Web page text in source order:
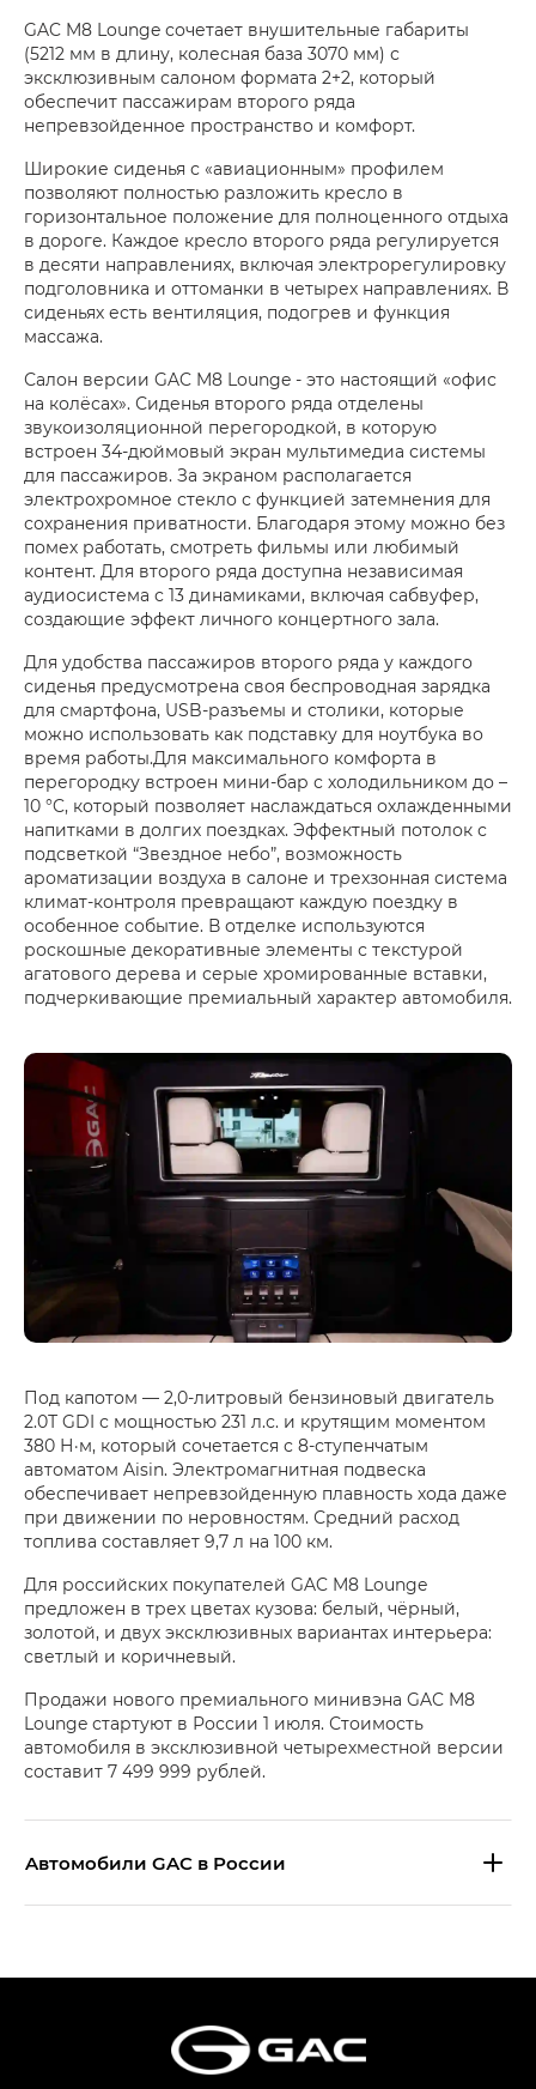
GAC M8 Lounge сочетает внушительные габариты
(5212 мм в длину, колесная база 3070 мм) с
эксклюзивным салоном формата 2+2, который
обеспечит пассажирам второго ряда
непревзойденное пространство и комфорт.
Широкие сиденья с «авиационным» профилем
позволяют полностью разложить кресло в
горизонтальное положение для полноценного отдыха
в дороге. Каждое кресло второго ряда регулируется
в десяти направлениях, включая электрорегулировку
подголовника и оттоманки в четырех направлениях. В
сиденьях есть вентиляция, подогрев и функция
массажа.
Салон версии GAC M8 Lounge - это настоящий «офис
на колёсах». Сиденья второго ряда отделены
звукоизоляционной перегородкой, в которую
встроен 34-дюймовый экран мультимедиа системы
для пассажиров. За экраном располагается
электрохромное стекло с функцией затемнения для
сохранения приватности. Благодаря этому можно без
помех работать, смотреть фильмы или любимый
контент. Для второго ряда доступна независимая
аудиосистема с 13 динамиками, включая сабвуфер,
создающие эффект личного концертного зала.
Для удобства пассажиров второго ряда у каждого
сиденья предусмотрена своя беспроводная зарядка
для смартфона, USB-разъемы и столики, которые
можно использовать как подставку для ноутбука во
время работы.Для максимального комфорта в
перегородку встроен мини-бар с холодильником до –
10 °C, который позволяет наслаждаться охлажденными
напитками в долгих поездках. Эффектный потолок с
подсветкой “Звездное небо”, возможность
ароматизации воздуха в салоне и трехзонная система
климат-контроля превращают каждую поездку в
особенное событие. В отделке используются
роскошные декоративные элементы с текстурой
агатового дерева и серые хромированные вставки,
подчеркивающие премиальный характер автомобиля.
Под капотом — 2,0-литровый бензиновый двигатель
2.0Т GDI с мощностью 231 л.с. и крутящим моментом
380 Н·м, который сочетается с 8-ступенчатым
автоматом Aisin. Электромагнитная подвеска
обеспечивает непревзойденную плавность хода даже
при движении по неровностям. Средний расход
топлива составляет 9,7 л на 100 км.
Для российских покупателей GAC M8 Lounge
предложен в трех цветах кузова: белый, чёрный,
золотой, и двух эксклюзивных вариантах интерьера:
светлый и коричневый.
Продажи нового премиального минивэна GAC M8
Lounge стартуют в России 1 июля. Стоимость
автомобиля в эксклюзивной четырехместной версии
составит 7 499 999 рублей.
Aвтомобили GAC в России
Эс Икс ПРЕМИУМ — SX PREMIUM
S7 — Эс 7 (S7) в комплектациях
Эс Икс ПРЕМИУМ — SX PREMIUM, Эс Тэ — ST